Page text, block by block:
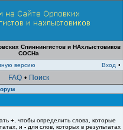
Спиннингистов и НАхлыстовиков
СОСНа
версию
Вход •
FAQ • Поиск
+ , чтобы определить слова, которые
и - для слов, которых в результатах